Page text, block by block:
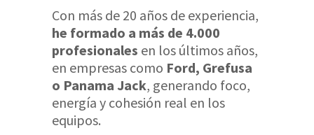
Con más de 20 años de experiencia,
he formado a más de 4.000
profesionales en los últimos años,
en empresas como Ford, Grefusa
o Panama Jack, generando foco,
energía y cohesión real en los
equipos.